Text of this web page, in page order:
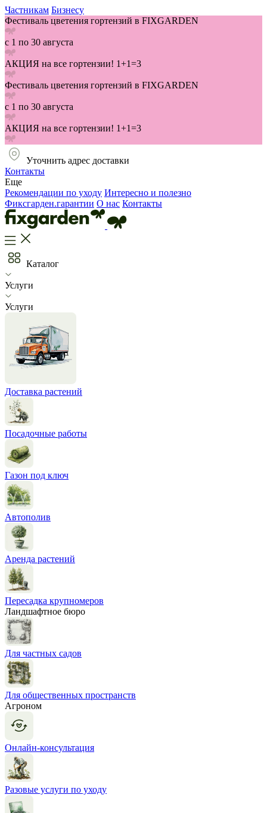
Частникам Бизнесу
Фестиваль цветения гортензий в FIXGARDEN
с 1 по 30 августа
АКЦИЯ на все гортензии! 1+1=3
Фестиваль цветения гортензий в FIXGARDEN
с 1 по 30 августа
АКЦИЯ на все гортензии! 1+1=3
Уточнить адрес доставки
Контакты
Еще
Рекомендации по уходу Интересно и полезно
Фиксгарден.гарантии О нас Контакты
Каталог
Услуги
Услуги
Доставка растений
Посадочные работы
Газон под ключ
Автополив
Аренда растений
Пересадка крупномеров
Ландшафтное бюро
Для частных садов
Для общественных пространств
Агроном
Онлайн-консультация
Разовые услуги по уходу